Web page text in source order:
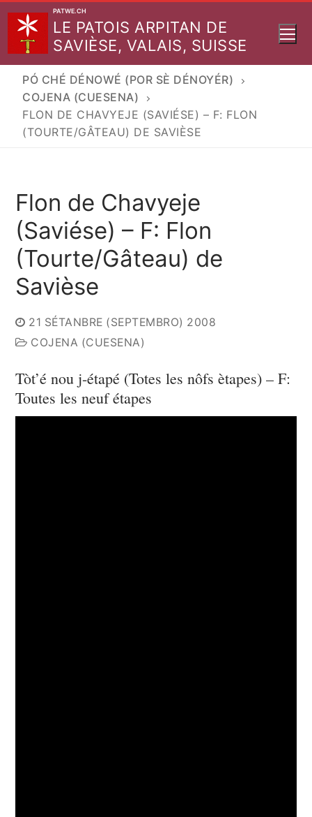
Aller
contenu
PATWE.CH
LE PATOIS ARPITAN DE
SAVIÈSE, VALAIS, SUISSE
PÓ CHÉ DÉNOWÉ (POR SÈ DÉNOYÉR)
COJENA (CUESENA)
FLON DE CHAVYEJE (SAVIÉSE) – F: FLON
(TOURTE/GÂTEAU) DE SAVIÈSE
Flon de Chavyeje
(Saviése) – F: Flon
(Tourte/Gâteau) de
Savièse
21 SÉTANBRE (SEPTEMBRO) 2008
COJENA (CUESENA)
Tòt’é nou j-étapé (Totes les nôfs ètapes) – F:
Toutes les neuf étapes